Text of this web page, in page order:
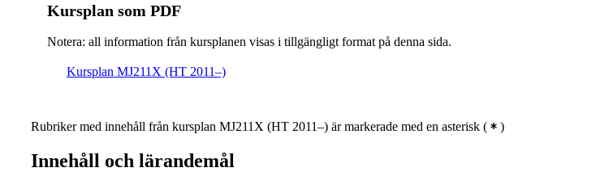
Kursplan som PDF
Notera: all information från kursplanen visas i tillgängligt format på denna sida.
Kursplan MJ211X (HT 2011–)
Rubriker med innehåll från kursplan MJ211X (HT 2011–) är markerade med en asterisk ( )
Innehåll och lärandemål